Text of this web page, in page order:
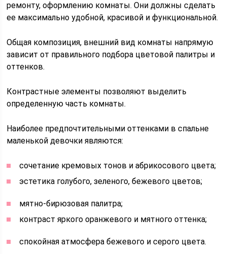
ремонту, оформлению комнаты. Они должны сделать
ее максимально удобной, красивой и функциональной.
Общая композиция, внешний вид комнаты напрямую
зависит от правильного подбора цветовой палитры и
оттенков.
Контрастные элементы позволяют выделить
определенную часть комнаты.
Наиболее предпочтительными оттенками в спальне
маленькой девочки являются:
сочетание кремовых тонов и абрикосового цвета;
эстетика голубого, зеленого, бежевого цветов;
мятно-бирюзовая палитра;
контраст яркого оранжевого и мятного оттенка;
спокойная атмосфера бежевого и серого цвета.